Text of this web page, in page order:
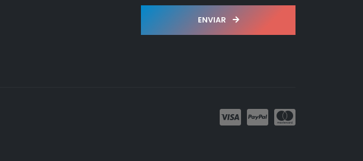
ENVIAR